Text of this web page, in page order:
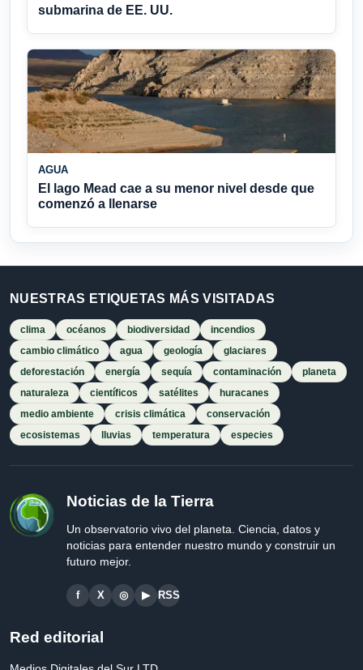
submarina de EE. UU.
AGUA
El lago Mead cae a su menor nivel desde que
comenzó a llenarse
NUESTRAS ETIQUETAS MÁS VISITADAS
clima océanos biodiversidad
incendios
cambio climático
agua geología
glaciares
deforestación
energía sequía contaminación
planeta
naturaleza
científicos satélites
huracanes
medio ambiente
crisis climática
conservación
ecosistemas
lluvias temperatura especies
Noticias de la Tierra
Un observatorio vivo del planeta. Ciencia, datos y
noticias para entender nuestro mundo y construir un
futuro mejor.
f X ◎ ▶ RSS
Red editorial